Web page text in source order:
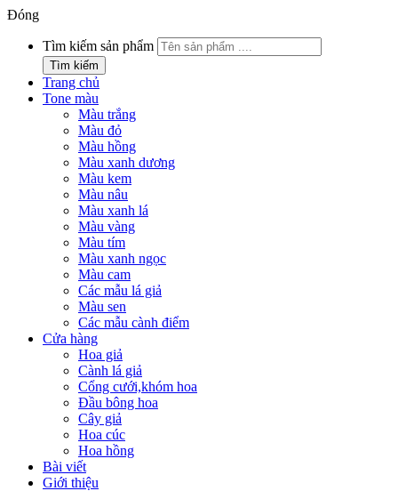
Đóng
Tìm kiếm sản phẩm
Tìm kiếm
Trang chủ
Tone màu
Màu trắng
Màu đỏ
Màu hồng
Màu xanh dương
Màu kem
Màu nâu
Màu xanh lá
Màu vàng
Màu tím
Màu xanh ngọc
Màu cam
Các mẫu lá giả
Màu sen
Các mẫu cành điểm
Cửa hàng
Hoa giả
Cành lá giả
Cổng cưới,khóm hoa
Đầu bông hoa
Cây giả
Hoa cúc
Hoa hồng
Bài viết
Giới thiệu